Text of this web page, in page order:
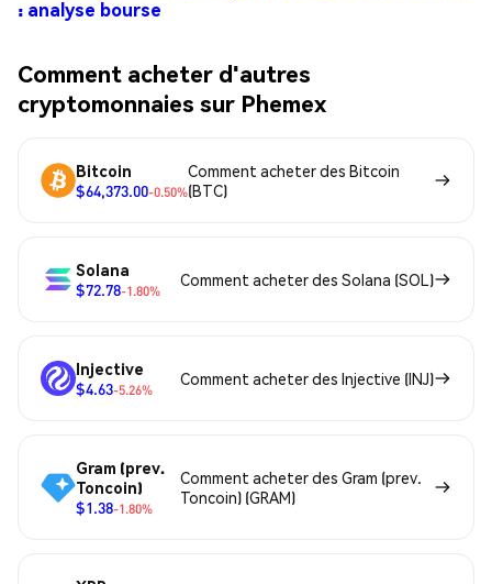
: analyse bourse
Comment acheter d'autres
cryptomonnaies sur Phemex
Bitcoin
$64,373.00-0.50%
Comment acheter des Bitcoin
(BTC)
Solana
$72.78-1.80%
Comment acheter des Solana (SOL)
Injective
$4.63-5.26%
Comment acheter des Injective (INJ)
Gram (prev.
Toncoin)
$1.38-1.80%
Comment acheter des Gram (prev.
Toncoin) (GRAM)